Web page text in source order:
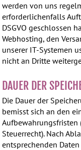
werden von uns
erforderlichenfalls
DSGVO geschlossen
Webhosting, den
unserer IT-Systemen
nicht an Dritte
DAUER DER
Die Dauer der
bemisst sich an den
Aufbewahrungsfristen
Steuerrecht). Nach
entsprechenden